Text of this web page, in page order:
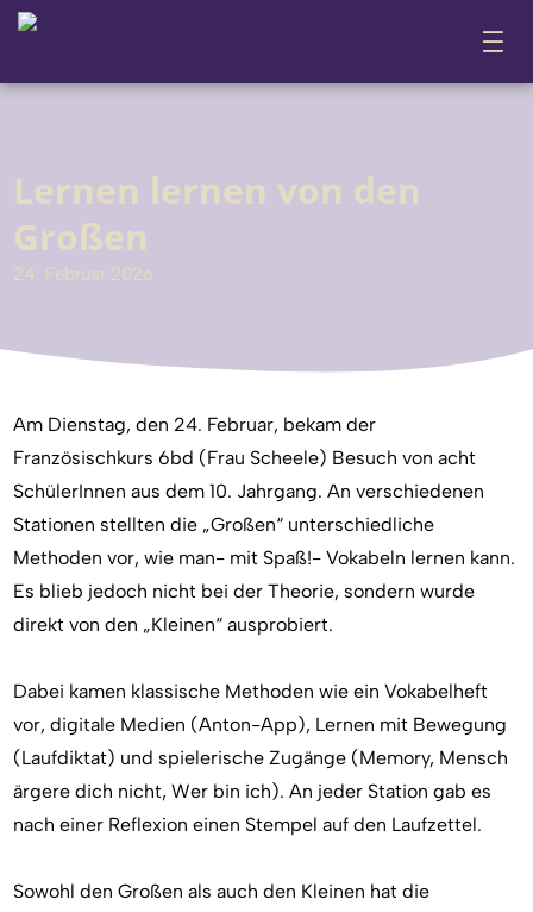
Am Dienstag, den 24. Februar, bekam der
Französischkurs 6bd (Frau Scheele) Besuch von acht
SchülerInnen aus dem 10. Jahrgang. An verschiedenen
Stationen stellten die „Großen“ unterschiedliche
Methoden vor, wie man- mit Spaß!- Vokabeln lernen kann.
Es blieb jedoch nicht bei der Theorie, sondern wurde
direkt von den „Kleinen“ ausprobiert.
Dabei kamen klassische Methoden wie ein Vokabelheft
vor, digitale Medien (Anton-App), Lernen mit Bewegung
(Laufdiktat) und spielerische Zugänge (Memory, Mensch
ärgere dich nicht, Wer bin ich). An jeder Station gab es
nach einer Reflexion einen Stempel auf den Laufzettel.
Sowohl den Großen als auch den Kleinen hat die